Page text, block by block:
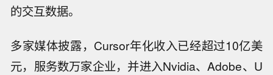
的交互数据。
多家媒体披露，Cursor年化收入已经超过10亿美
元，服务数万家企业，并进入Nvidia、Adobe、U